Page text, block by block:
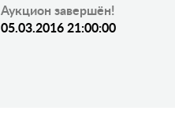
Аукцион завершён!
05.03.2016 21:00:00